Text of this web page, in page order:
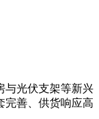
与光伏支架等新兴
完善、供货响应高